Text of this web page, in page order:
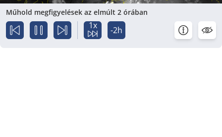
Műhold megfigyelések az elmúlt 2 órában
1x -2h